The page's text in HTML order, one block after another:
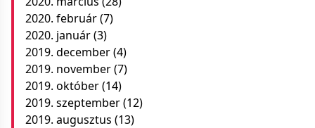
2020. február(7)
2020. január(3)
2019. december(4)
2019. november(7)
2019. október(14)
2019. szeptember(12)
2019. augusztus (13)